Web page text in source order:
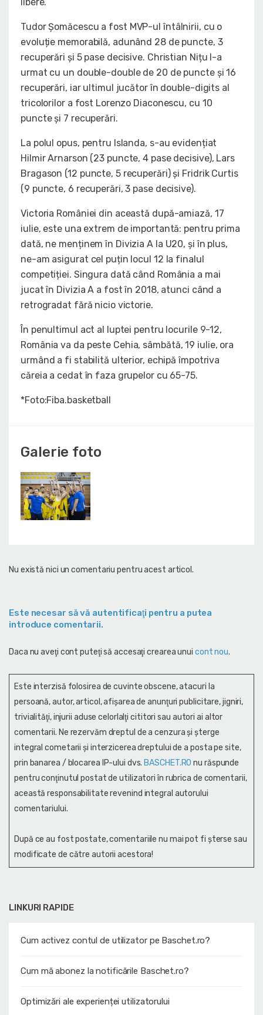
LINKURI RAPIDE
Cum activez contul de utilizator pe Baschet.ro?
Cum mă abonez la notificările Baschet.ro?
Optimizări ale experienței utilizatorului
Tudor Șomăcescu a fost MVP-ul întâlnirii, cu o
evoluție memorabilă, adunând 28 de puncte, 3
recuperări și 5 pase decisive. Christian Nițu l-a
urmat cu un double-double de 20 de puncte și 16
recuperări, iar ultimul jucător în double-digits al
tricolorilor a fost Lorenzo Diaconescu, cu 10
puncte și 7 recuperări.
La polul opus, pentru Islanda, s-au evidențiat
Hilmir Arnarson (23 puncte, 4 pase decisive), Lars
Bragason (12 puncte, 5 recuperări) și Fridrik Curtis
(9 puncte, 6 recuperări, 3 pase decisive).
Victoria României din această după-amiază, 17
iulie, este una extrem de importantă: pentru prima
dată, ne menținem în Divizia A la U20, și în plus,
ne-am asigurat cel puțin locul 12 la finalul
competiției. Singura dată când România a mai
jucat în Divizia A a fost în 2018, atunci când a
retrogradat fără nicio victorie.
În penultimul act al luptei pentru locurile 9-12,
România va da peste Cehia, sâmbătă, 19 iulie, ora
urmând a fi stabilită ulterior, echipă împotriva
căreia a cedat în faza grupelor cu 65-75.
*Foto:Fiba.basketball
Galerie foto
Nu există nici un comentariu pentru acest articol.
Este necesar să vă autentificaţi pentru a putea
introduce comentarii.
Daca nu aveţi cont puteţi să accesaţi crearea unui cont nou.
Este interzisă folosirea de cuvinte obscene, atacuri la
persoană, autor, articol, afişarea de anunţuri publicitare, jigniri,
trivialităţi, injurii aduse celorlalţi cititori sau autori ai altor
comentarii. Ne rezervăm dreptul de a cenzura și şterge
integral cometarii și interzicerea dreptului de a posta pe site,
prin banarea / blocarea IP-ului dvs. BASCHET.RO nu răspunde
pentru conţinutul postat de utilizatori în rubrica de comentarii,
această responsabilitate revenind integral autorului
comentariului.
După ce au fost postate, comentariile nu mai pot fi șterse sau
modificate de către autorii acestora!